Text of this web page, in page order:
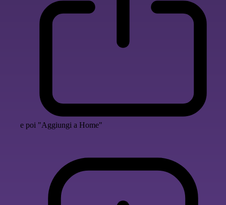
e poi "Aggiungi a Home"